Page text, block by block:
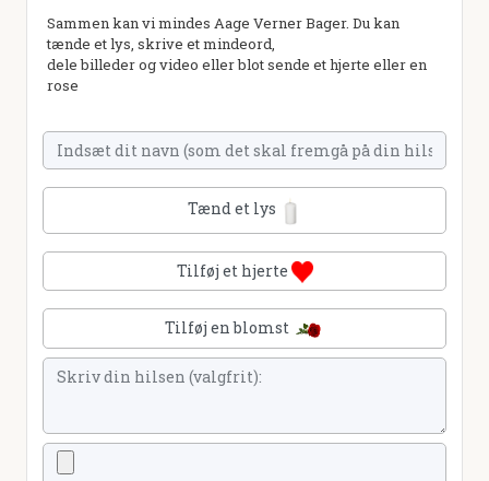
Sammen kan vi mindes Aage Verner Bager. Du kan
tænde et lys, skrive et mindeord,
dele billeder og video eller blot sende et hjerte eller en
rose
Tænd et lys
Tilføj et hjerte
Tilføj en blomst